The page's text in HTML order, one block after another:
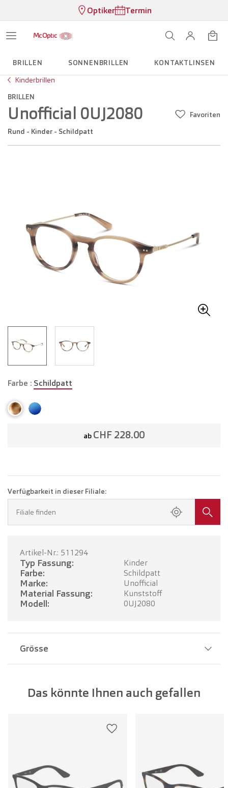
Optiker Termin
BRILLEN SONNENBRILLEN
KONTAKTLINSEN
Kinderbrillen
BRILLEN
Unofficial 0UJ2080
Rund - Kinder - Schildpatt
Favoriten
Farbe : Schildpatt
ab CHF 228.00
Verfügbarkeit in dieser Filiale:
Filiale finden
Artikel-Nr.: 511294
Typ Fassung: Kinder
Farbe: Schildpatt
Marke: Unofficial
Material Fassung: Kunststoff
Modell: 0UJ2080
Grösse
Glasbreite: 48 mm
Das könnte Ihnen auch gefallen